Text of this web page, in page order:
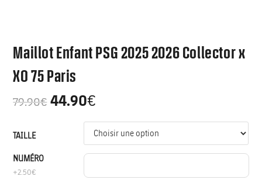
Maillot Enfant PSG 2025 2026 Collector x
XO 75 Paris
79.90€ 44.90€
TAILLE
NUMÉRO
+2.50€